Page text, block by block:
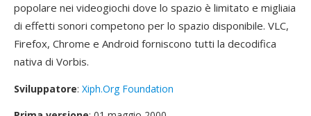
popolare nei videogiochi dove lo spazio è limitato e migliaia
di effetti sonori competono per lo spazio disponibile. VLC,
Firefox, Chrome e Android forniscono tutti la decodifica
nativa di Vorbis.
Sviluppatore: Xiph.Org Foundation